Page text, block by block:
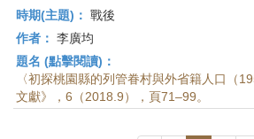
時期(主題)： 戰後
作者： 李廣均
題名 (點擊閱讀)：
〈初探桃園縣的列管眷村與外省籍人口（
文獻》，6（2018.9），頁71–99。